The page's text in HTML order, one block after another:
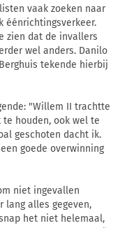
vaak zoeken naar
éénrichtingsverkeer.
zien dat de invallers
wel anders. Danilo
tekende hierbij
"Willem II trachtte
houden, ook wel te
geschoten dacht ik.
goede overwinning
niet ingevallen
lang alles gegeven,
het niet helemaal,